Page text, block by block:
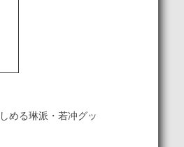
める琳派・若冲グッ